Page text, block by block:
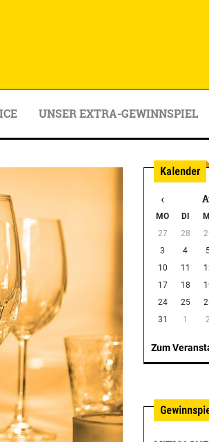
UNSER EXTRA-GEWINNSPIEL
‹
MO DI MI
27
28
3
4
10
11
17
18
24
25
31
1
Zum